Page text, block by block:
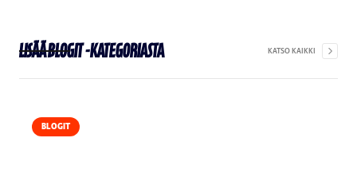
LisääBlogit-kategoriasta KATSO KAIKKI
BLOGIT